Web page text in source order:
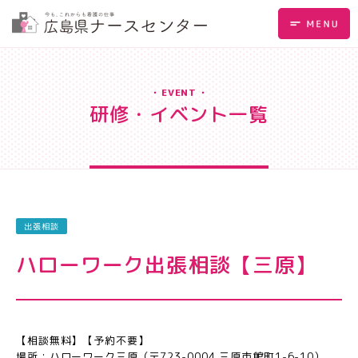
EVENT
研修・イベント一覧
出張相談
ハローワーク出張相談【三原】
【相談無料】【予約不要】